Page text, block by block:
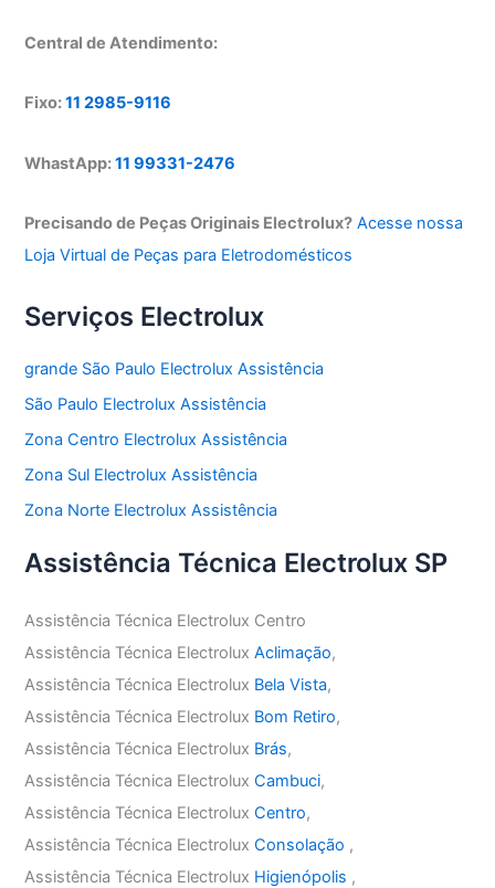
Central de Atendimento:
Fixo:11 2985-9116
WhastApp:11 99331-2476
Precisando de Peças Originais Electrolux? Acesse nossa
Loja Virtual de Peças para Eletrodomésticos
Serviços Electrolux
grande São Paulo Electrolux Assistência
São Paulo Electrolux Assistência
Zona Centro Electrolux Assistência
Zona Sul Electrolux Assistência
Zona Norte Electrolux Assistência
Assistência Técnica Electrolux SP
Assistência Técnica Electrolux Centro
Assistência Técnica ElectroluxAclimação,
Assistência Técnica Electrolux Bela Vista,
Assistência Técnica Electrolux Bom Retiro,
Assistência Técnica Electrolux Brás,
Assistência Técnica ElectroluxCambuci,
Assistência Técnica ElectroluxCentro,
Assistência Técnica ElectroluxConsolação ,
Assistência Técnica Electrolux Higienópolis ,